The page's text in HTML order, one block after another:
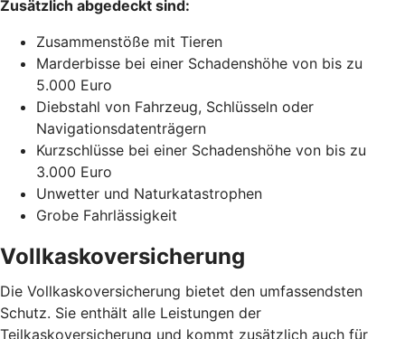
Zusätzlich abgedeckt sind:
Zusammenstöße mit Tieren
Marderbisse bei einer Schadenshöhe von bis zu
5.000 Euro
Diebstahl von Fahrzeug, Schlüsseln oder
Navigationsdatenträgern
Kurzschlüsse bei einer Schadenshöhe von bis zu
3.000 Euro
Unwetter und Naturkatastrophen
Grobe Fahrlässigkeit
Vollkaskoversicherung
Die Vollkaskoversicherung bietet den umfassendsten
Schutz. Sie enthält alle Leistungen der
Teilkaskoversicherung und kommt zusätzlich auch für